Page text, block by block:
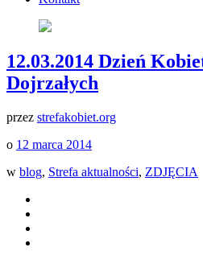
12.03.2014 Dzień
Dojrzałych
przez strefakobiet.org
o 12 marca 2014
w blog, Strefa aktualności, ZDJĘCIA